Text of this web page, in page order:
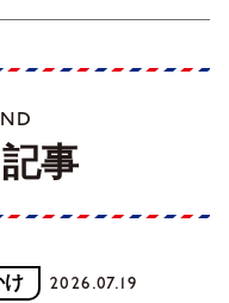
事
け 2026.07.19